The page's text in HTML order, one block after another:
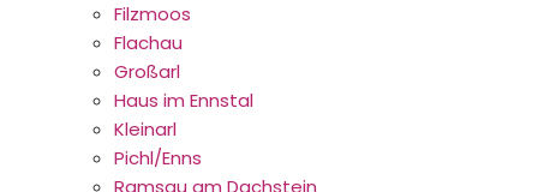
Filzmoos
Flachau
Großarl
Haus im Ennstal
Kleinarl
Pichl/Enns
Ramsau am Dachstein